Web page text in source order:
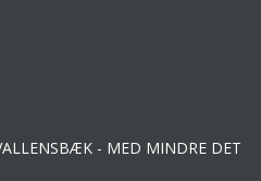
- MED MINDRE DET